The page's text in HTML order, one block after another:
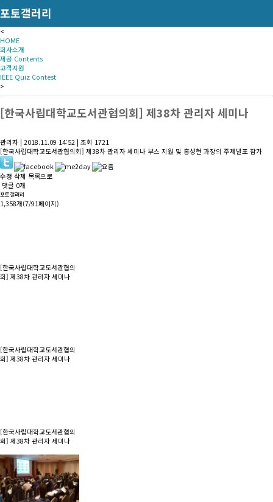
포토갤러리
<
HOME
회사소개
제공 Contents
고객지원
IEEE Quiz Contest
>
[한국사립대학교도서관협의회] 제38차 관리자 세미나
관리자 | 2018.11.09 14:52 | 조회 1721
[한국사립대학교도서관협의회] 제38차 관리자 세미나 부스 지원 및 홍성현 과장의 주제발표 참가
수정 삭제 목록으로
댓글 0개
포토갤러리
1,358개(7/91페이지)
[한국사립대학교도서관협의
회] 제38차 관리자 세미나
[한국사립대학교도서관협의
회] 제38차 관리자 세미나
[한국사립대학교도서관협의
회] 제38차 관리자 세미나